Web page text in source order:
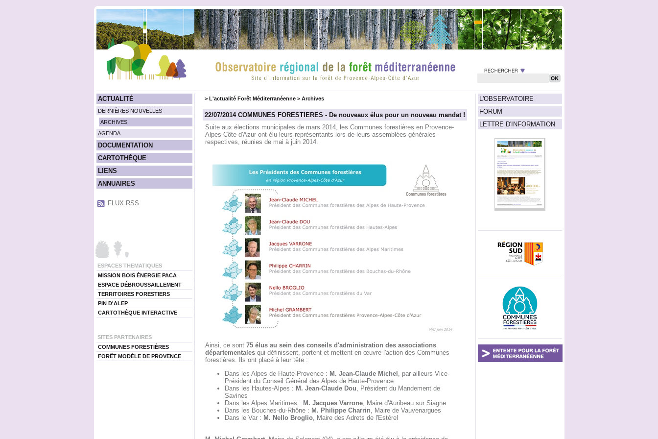
ACTUALITÉ
DERNIÈRES NOUVELLES
ARCHIVES
AGENDA
DOCUMENTATION
CARTOTHÈQUE
LIENS
ANNUAIRES
FLUX RSS
ESPACES THEMATIQUES
MISSION BOIS ÉNERGIE PACA
ESPACE DÉBROUSSAILLEMENT
TERRITOIRES FORESTIERS
PIN D'ALEP
CARTOTHÈQUE INTERACTIVE
SITES PARTENAIRES
COMMUNES FORESTIÈRES
FORÊT MODÈLE DE PROVENCE
L'OBSERVATOIRE
FORUM
LETTRE D'INFORMATION
> L'actualité Forêt Méditerranéenne> Archives
22/07/2014 COMMUNES FORESTIERES - De nouveaux élus pour un nouveau mandat !
Suite aux élections municipales de mars 2014, les Communes forestières en Provence-
Alpes-Côte d'Azur ont élu leurs représentants lors de leurs assemblées générales
respectives, réunies de mai à juin 2014.
Ainsi, ce sont 75 élus au sein des conseils d'administration des associations
départementalesqui définissent, portent et mettent en œuvre l'action des Communes
forestières. Ils ont placé à leur tête :
Dans les Alpes de Haute-Provence : M. Jean-Claude Michel , par ailleurs Vice-
Président du Conseil Général des Alpes de Haute-Provence
Dans les Hautes-Alpes : M. Jean-Claude Dou, Président du Mandement de
Savines
Dans les Alpes Maritimes : M. Jacques Varrone, Maire d'Auribeau sur Siagne
Dans les Bouches-du-Rhône : M. Philippe Charrin, Maire de Vauvenargues
Dans le Var : M. Nello Broglio, Maire des Adrets de l'Estérel